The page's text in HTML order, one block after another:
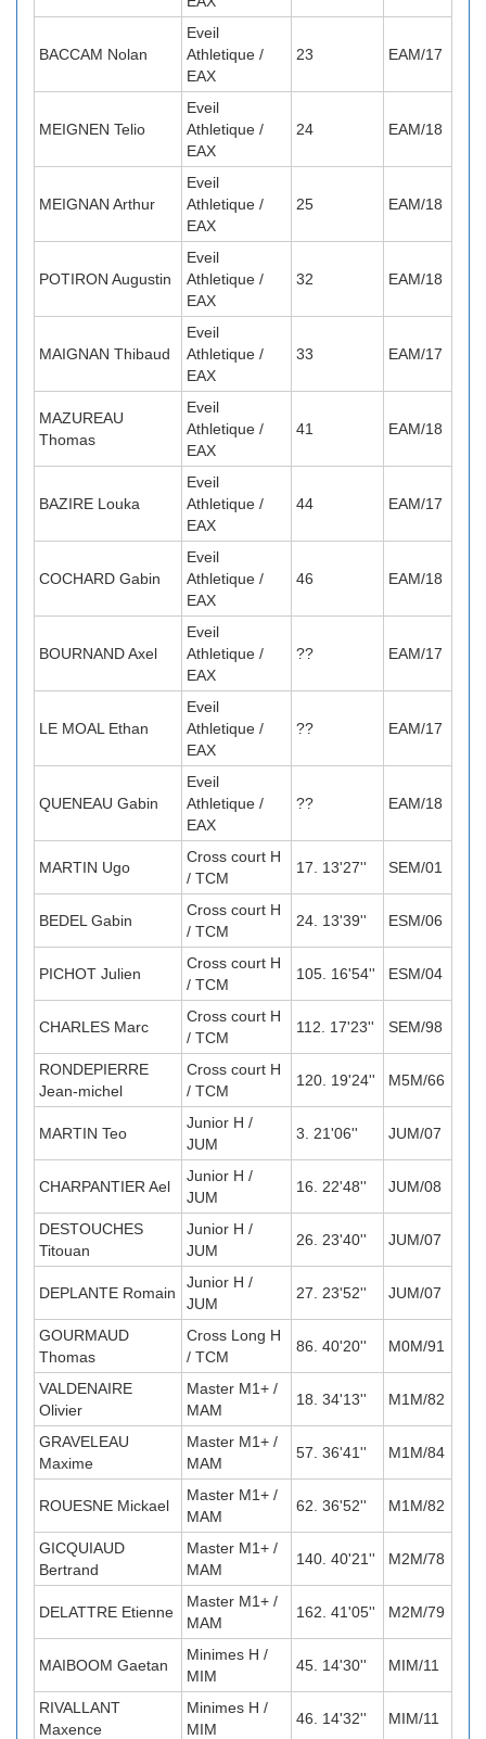
BACCAM Nolan
Eveil
Athletique /
EAX
23 EAM/17
MEIGNEN Telio
Eveil
Athletique /
EAX
24 EAM/18
MEIGNAN Arthur
Eveil
Athletique /
EAX
25 EAM/18
POTIRON Augustin
Eveil
Athletique /
EAX
32 EAM/18
MAIGNAN Thibaud
Eveil
Athletique /
EAX
33 EAM/17
MAZUREAU
Thomas
Eveil
Athletique /
EAX
41 EAM/18
BAZIRE Louka
Eveil
Athletique /
EAX
44 EAM/17
COCHARD Gabin
Eveil
Athletique /
EAX
46 EAM/18
BOURNAND Axel
Eveil
Athletique /
EAX
?? EAM/17
LE MOAL Ethan
Eveil
Athletique /
EAX
?? EAM/17
QUENEAU Gabin
Eveil
Athletique /
EAX
?? EAM/18
MARTIN Ugo
Cross court H
/ TCM
17. 13'27'' SEM/01
BEDEL Gabin
Cross court H
/ TCM
24. 13'39'' ESM/06
PICHOT Julien
Cross court H
/ TCM
105. 16'54'' ESM/04
CHARLES Marc
Cross court H
/ TCM
112. 17'23'' SEM/98
RONDEPIERRE
Jean-michel
Cross court H
/ TCM
120. 19'24'' M5M/66
MARTIN Teo
Junior H /
JUM
3. 21'06'' JUM/07
CHARPANTIER Ael
Junior H /
JUM
16. 22'48'' JUM/08
DESTOUCHES
Titouan
Junior H /
JUM
26. 23'40'' JUM/07
DEPLANTE Romain
Junior H /
JUM
27. 23'52'' JUM/07
GOURMAUD
Thomas
Cross Long H
/ TCM
86. 40'20'' M0M/91
VALDENAIRE
Olivier
Master M1+ /
MAM
18. 34'13'' M1M/82
GRAVELEAU
Maxime
Master M1+ /
MAM
57. 36'41'' M1M/84
ROUESNE Mickael
Master M1+ /
MAM
62. 36'52'' M1M/82
GICQUIAUD
Bertrand
Master M1+ /
MAM
140. 40'21'' M2M/78
DELATTRE Etienne
Master M1+ /
MAM
162. 41'05'' M2M/79
MAIBOOM Gaetan
Minimes H /
MIM
45. 14'30'' MIM/11
RIVALLANT
Maxence
Minimes H /
MIM
46. 14'32'' MIM/11